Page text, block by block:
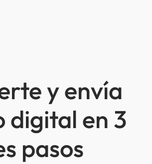
y envía
digital en 3
pasos